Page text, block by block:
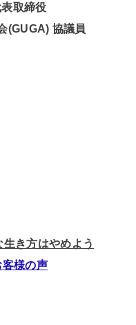
取締役
(GUGA) 協議員
き方はやめよう
様の声